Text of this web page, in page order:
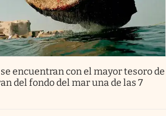
encuentran con el mayor tesoro de
del fondo del mar una de las 7